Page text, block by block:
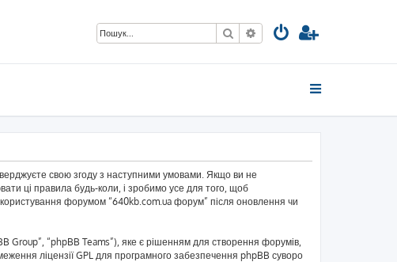
ПошукРозширений пошук
свою згоду з наступними умовами. Якщо ви не
ці правила будь-коли, і зробимо усе для того, щоб
форумом “640kb.com.ua форум” після оновлення чи
Group”, “phpBB Teams”), яке є рішенням для створення форумів,
ліцензії GPL для програмного забезпечення phpBB суворо